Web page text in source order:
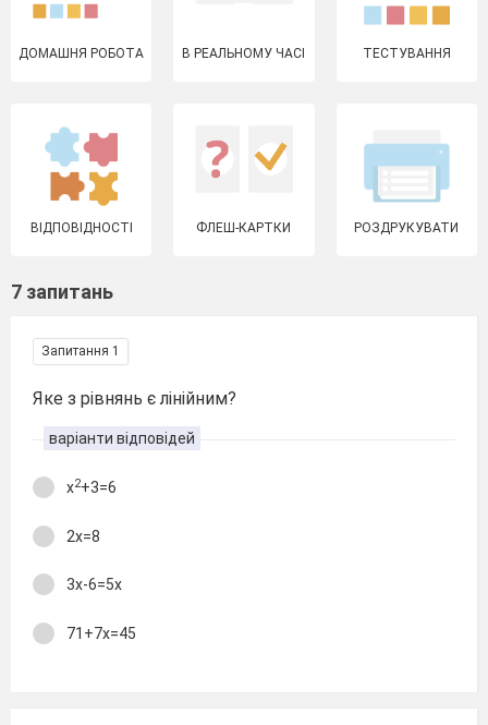
ДОМАШНЯ РОБОТА В РЕАЛЬНОМУ ЧАСІ ТЕСТУВАННЯ
ВІДПОВІДНОСТІ ФЛЕШ-КАРТКИ РОЗДРУКУВАТИ
7 запитань
Запитання 1
Яке з рівнянь є лінійним?
варіанти відповідей
х2+3=6
2х=8
3х-6=5х
71+7х=45